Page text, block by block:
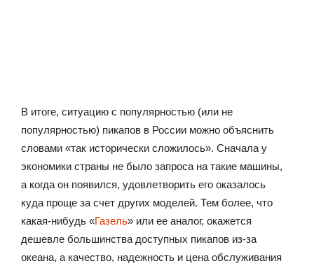
В итоге, ситуацию с популярностью (или не
популярностью) пикапов в России можно объяснить
словами «так исторически сложилось». Сначала у
экономики страны не было запроса на такие машины,
а когда он появился, удовлетворить его оказалось
куда проще за счет других моделей. Тем более, что
какая-нибудь «Газель» или ее аналог, окажется
дешевле большинства доступных пикапов из-за
океана, а качество, надежность и цена обслуживания